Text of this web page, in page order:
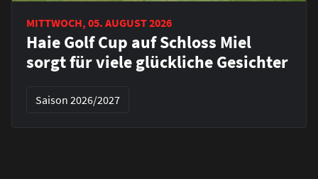
MITTWOCH, 05. AUGUST 2026
Haie Golf Cup auf Schloss Miel
sorgt für viele glückliche Gesichter
Saison 2026/2027